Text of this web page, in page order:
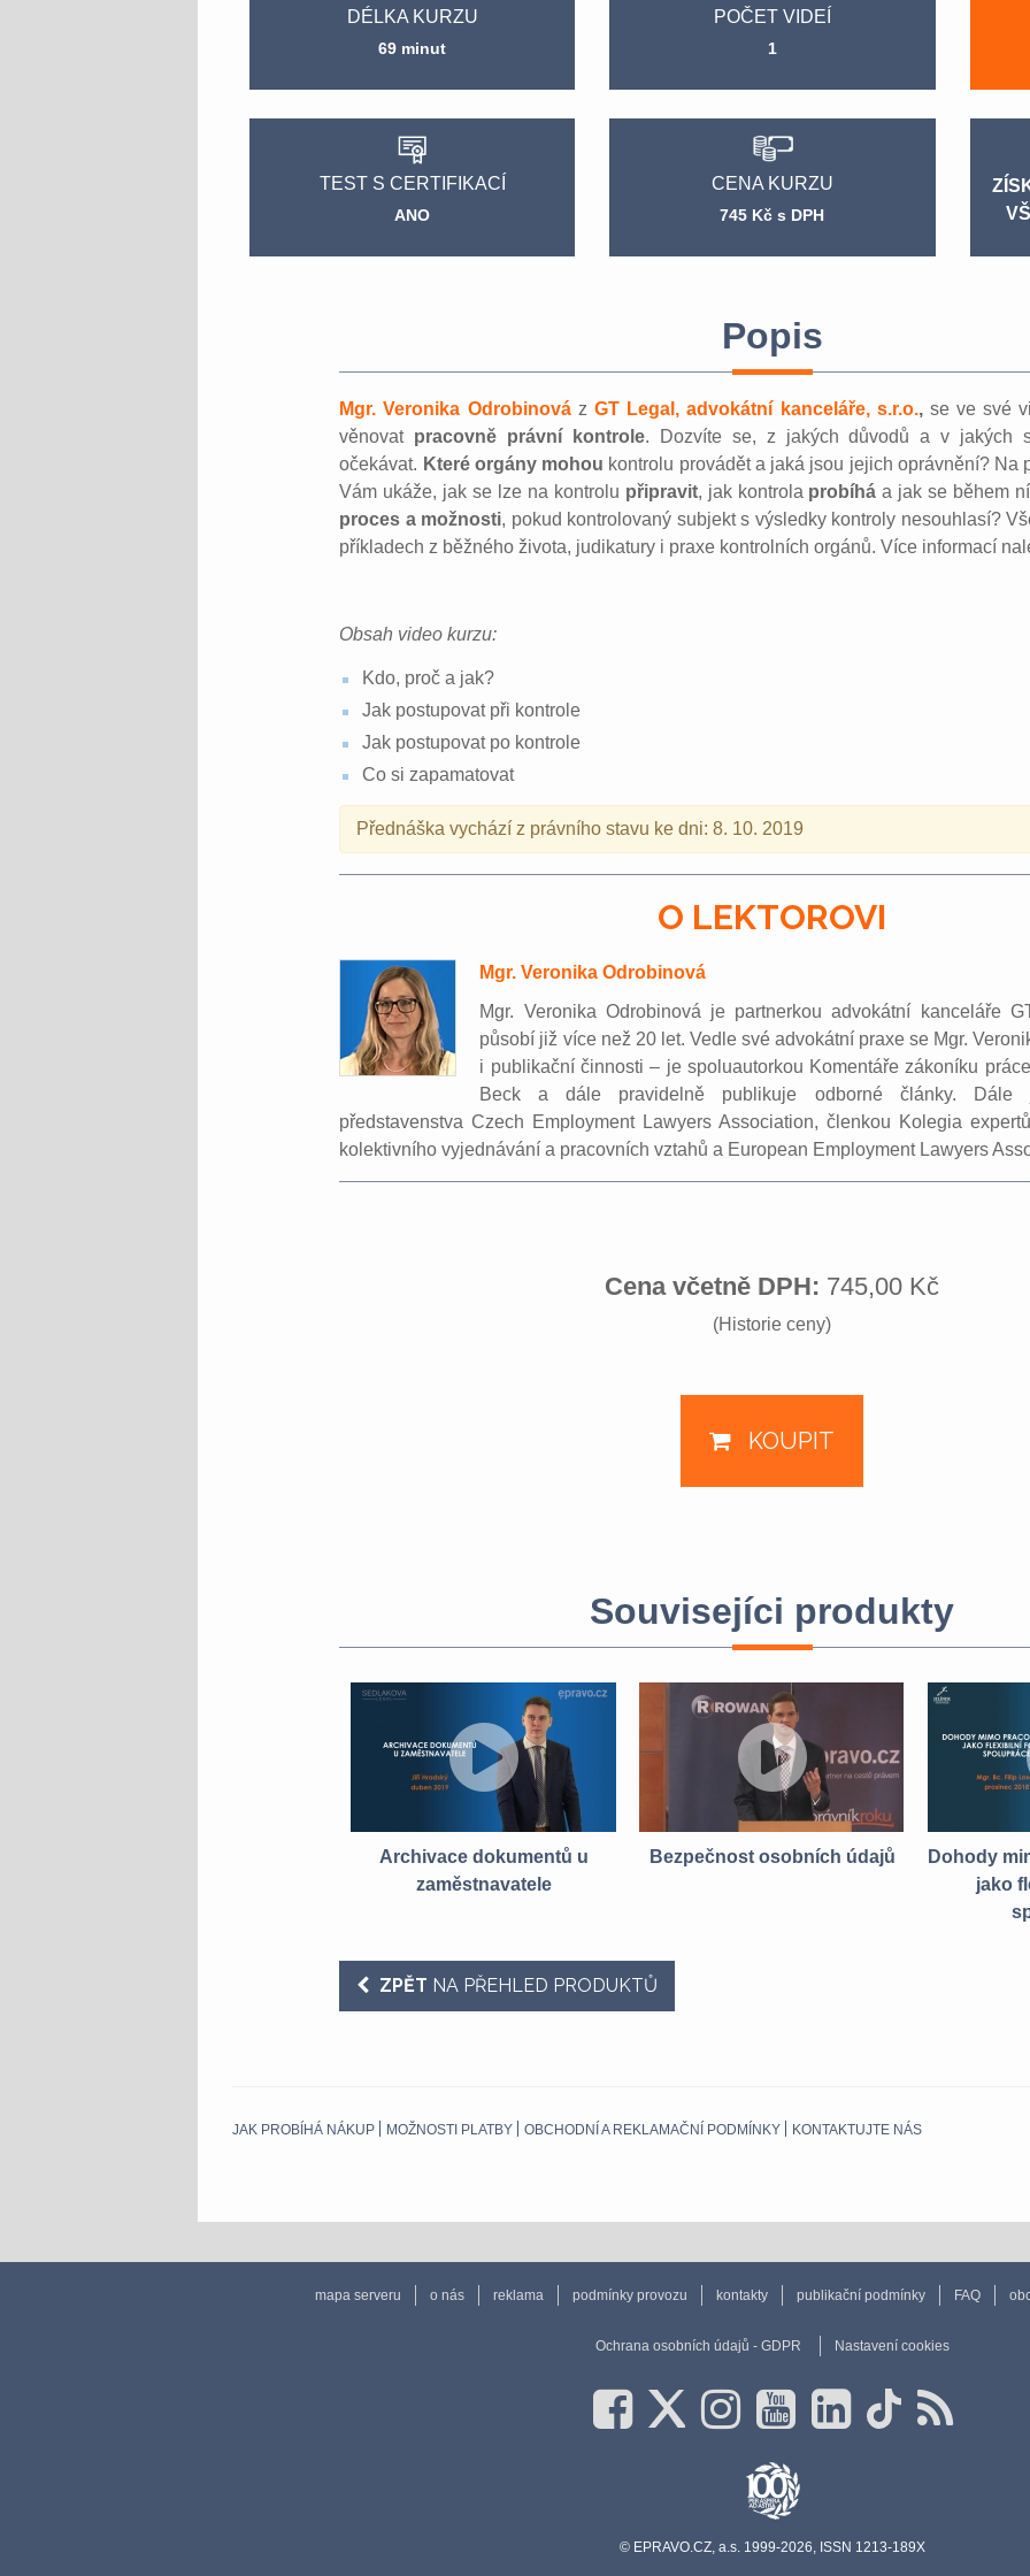
DÉLKA KURZU
69 minut
POČET VIDEÍ
1
TEST S CERTIFIKACÍ
ANO
CENA KURZU
745 Kč s DPH
Popis
Mgr. Veronika OdrobinovázGT Legal, advokátní kanceláře, s.r.o.,se ve své
věnovat pracovně právní kontrole. Dozvíte se, z jakých důvodů a v jakých
očekávat. Které orgány mohou kontrolu provádět a jaká jsou jejich oprávnění? Na
Vám ukáže, jak se lze na kontrolu připravit, jak kontrola probíhá a jak se během
proces a možnosti, pokud kontrolovaný subjekt s výsledky kontroly nesouhlasí?
příkladech z běžného života, judikatury i praxe kontrolních orgánů. Více informací
Obsah video kurzu:
Kdo, proč a jak?
Jak postupovat při kontrole
Jak postupovat po kontrole
Co si zapamatovat
Přednáška vychází z právního stavu ke dni: 8. 10. 2019
O LEKTOROVI
Mgr. Veronika Odrobinová
Mgr. Veronika Odrobinová je partnerkou advokátní kanceláře
působí již více než 20 let. Vedle své advokátní praxe se Mgr.
i publikační činnosti – je spoluautorkou Komentáře zákoníku
Beck a dále pravidelně publikuje odborné články. Dále
představenstva Czech Employment Lawyers Association, členkou Kolegia
kolektivního vyjednávání a pracovních vztahů a European Employment Lawyers
Cena včetně DPH: 745,00 Kč
(Historie ceny)
KOUPIT
Souvisejíci produkty
Archivace dokumentů u
zaměstnavatele
Bezpečnost osobních údajů
Dohody
jako
ZPĚT NA PŘEHLED PRODUKTŮ
JAK PROBÍHÁ NÁKUP MOŽNOSTI PLATBY OBCHODNÍ A REKLAMAČNÍ PODMÍNKY KONTAKTUJTE NÁS
mapa serveru o nás reklama podmínky provozu kontakty publikační podmínky FAQ
Ochrana osobních údajů - GDPR Nastavení cookies
© EPRAVO.CZ, a.s. 1999-2026, ISSN 1213-189X